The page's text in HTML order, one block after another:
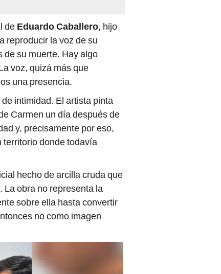
de Eduardo Caballero, hijo
reproducir la voz de su
de su muerte. Hay algo
voz, quizá más que
una presencia.
intimidad. El artista pinta
Carmen un día después de
y, precisamente por eso,
territorio donde todavía
hecho de arcilla cruda que
La obra no representa la
sobre ella hasta convertir
no como imagen